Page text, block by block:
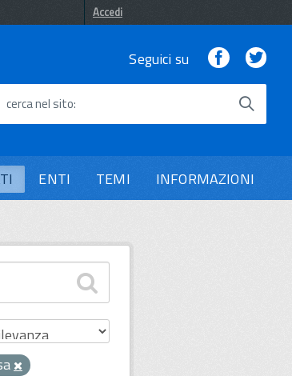
Accedi
Seguici su Facebook
cerca nel sito
ENTI TEMI INFORMAZIONI